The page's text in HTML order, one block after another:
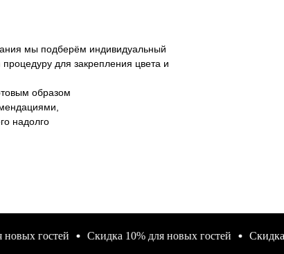
мы подберём индивидуальный
для закрепления цвета и
образом
надолго
гостей Скидка 10% для новых гостей Скидка 10%